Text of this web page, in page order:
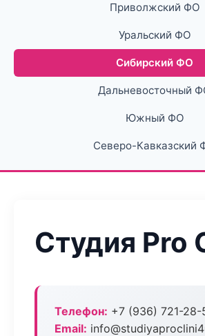
Приволжский ФО
Уральский ФО
Сибирский ФО
Дальневосточный
Южный ФО
Северо-Кавказский
Студия Pro
Телефон: +7 (936) 721-28-
Email: